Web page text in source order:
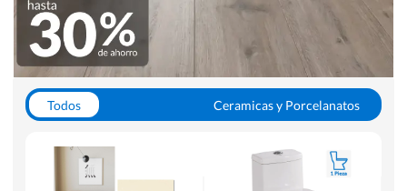
Todos
Ceramicas y Porcelanatos
WC y Sanitarios
Pisos Flotantes y Laminados
Pinturas